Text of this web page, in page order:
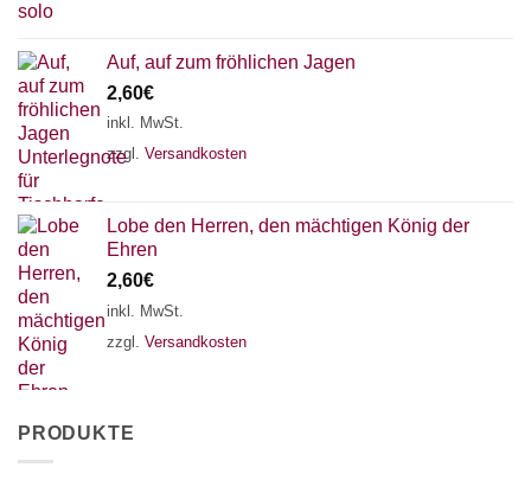
Auf, auf zum fröhlichen Jagen
2,60€
inkl. MwSt.
zzgl. Versandkosten
Lobe den Herren, den mächtigen König der
Ehren
2,60€
inkl. MwSt.
zzgl. Versandkosten
PRODUKTE